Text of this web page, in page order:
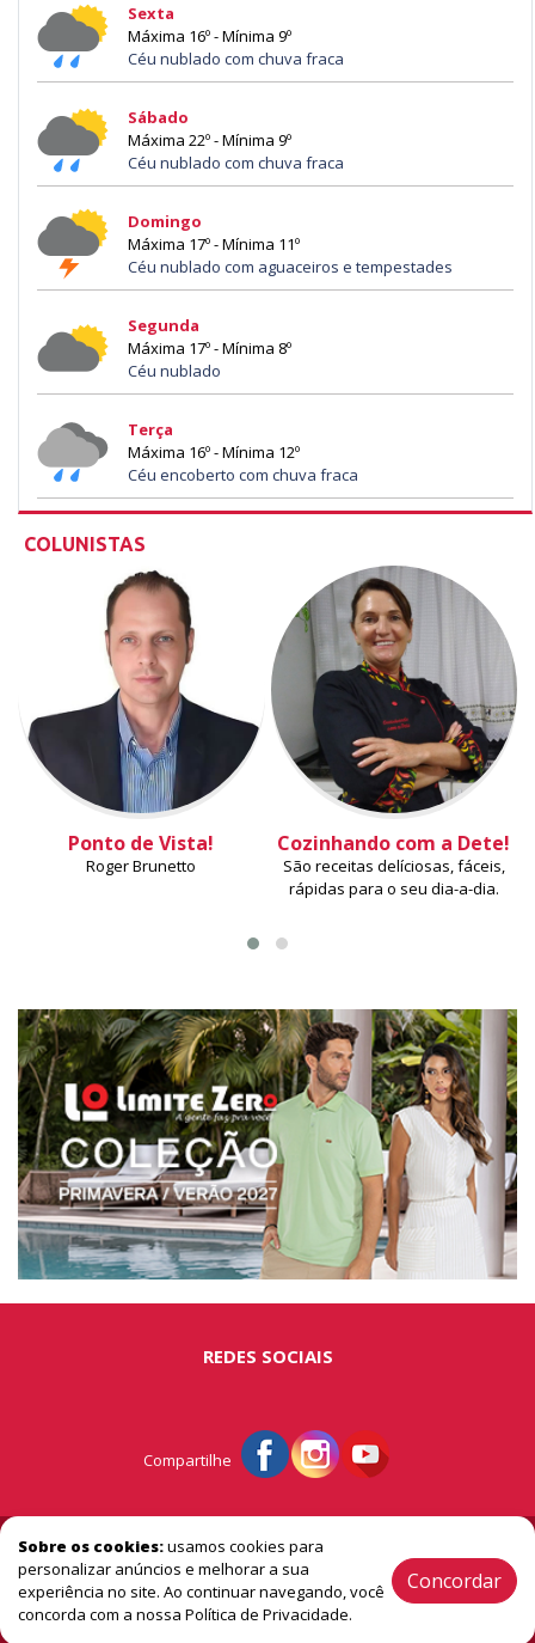
Sexta
Máxima 16º - Mínima 9º
Céu nublado com chuva fraca
Sábado
Máxima 22º - Mínima 9º
Céu nublado com chuva fraca
Domingo
Máxima 17º - Mínima 11º
Céu nublado com aguaceiros e tempestades
Segunda
Máxima 17º - Mínima 8º
Céu nublado
Terça
Máxima 16º - Mínima 12º
Céu encoberto com chuva fraca
COLUNISTAS
Ponto de Vista!
Roger Brunetto
Cozinhando com a Dete!
São receitas delíciosas, fáceis,
rápidas para o seu dia-a-dia.
Sobre os cookies:usamos cookies para
personalizar anúncios e melhorar a sua
experiência no site. Ao continuar navegando, você
concorda com a nossa Política de Privacidade.
Concordar
REDES SOCIAIS
Compartilhe
© Portal São Miguel - A vitrine do extremo oeste
2005 / 2026 ® Todos os Direitos Reservado